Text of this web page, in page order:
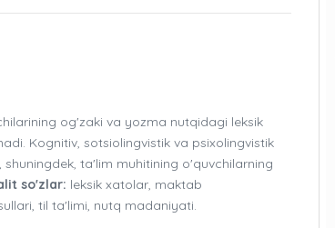
og'zaki va yozma nutqidagi leksik
Kognitiv, sotsiolingvistik va psixolingvistik
ta'lim muhitining o'quvchilarning
so'zlar: leksik xatolar, maktab
til ta'limi, nutq madaniyati.